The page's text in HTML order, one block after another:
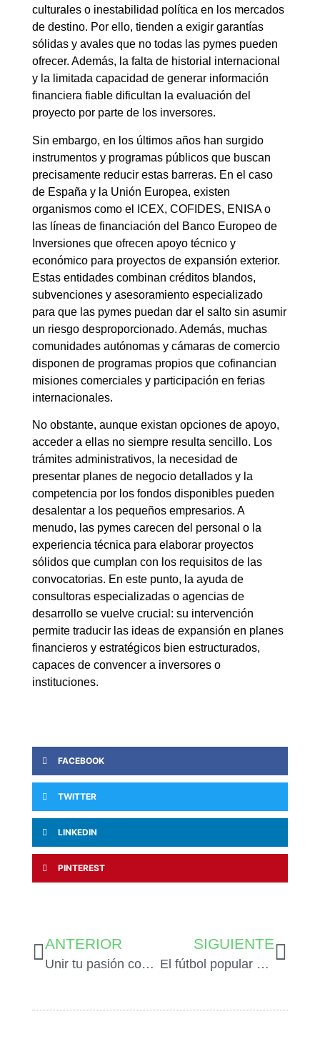
culturales o inestabilidad política en los mercados
de destino. Por ello, tienden a exigir garantías
sólidas y avales que no todas las pymes pueden
ofrecer. Además, la falta de historial internacional
y la limitada capacidad de generar información
financiera fiable dificultan la evaluación del
proyecto por parte de los inversores.
Sin embargo, en los últimos años han surgido
instrumentos y programas públicos que buscan
precisamente reducir estas barreras. En el caso
de España y la Unión Europea, existen
organismos como el ICEX, COFIDES, ENISA o
las líneas de financiación del Banco Europeo de
Inversiones que ofrecen apoyo técnico y
económico para proyectos de expansión exterior.
Estas entidades combinan créditos blandos,
subvenciones y asesoramiento especializado
para que las pymes puedan dar el salto sin asumir
un riesgo desproporcionado. Además, muchas
comunidades autónomas y cámaras de comercio
disponen de programas propios que cofinancian
misiones comerciales y participación en ferias
internacionales.
No obstante, aunque existan opciones de apoyo,
acceder a ellas no siempre resulta sencillo. Los
trámites administrativos, la necesidad de
presentar planes de negocio detallados y la
competencia por los fondos disponibles pueden
desalentar a los pequeños empresarios. A
menudo, las pymes carecen del personal o la
experiencia técnica para elaborar proyectos
sólidos que cumplan con los requisitos de las
convocatorias. En este punto, la ayuda de
consultoras especializadas o agencias de
desarrollo se vuelve crucial: su intervención
permite traducir las ideas de expansión en planes
financieros y estratégicos bien estructurados,
capaces de convencer a inversores o
instituciones.
FACEBOOK
TWITTER
LINKEDIN
PINTEREST
ANTERIOR
Unir tu pasión con tu fuente de ingresos es posible
SIGUIENTE
El fútbol popular es uno de los estandartes culturales de un país